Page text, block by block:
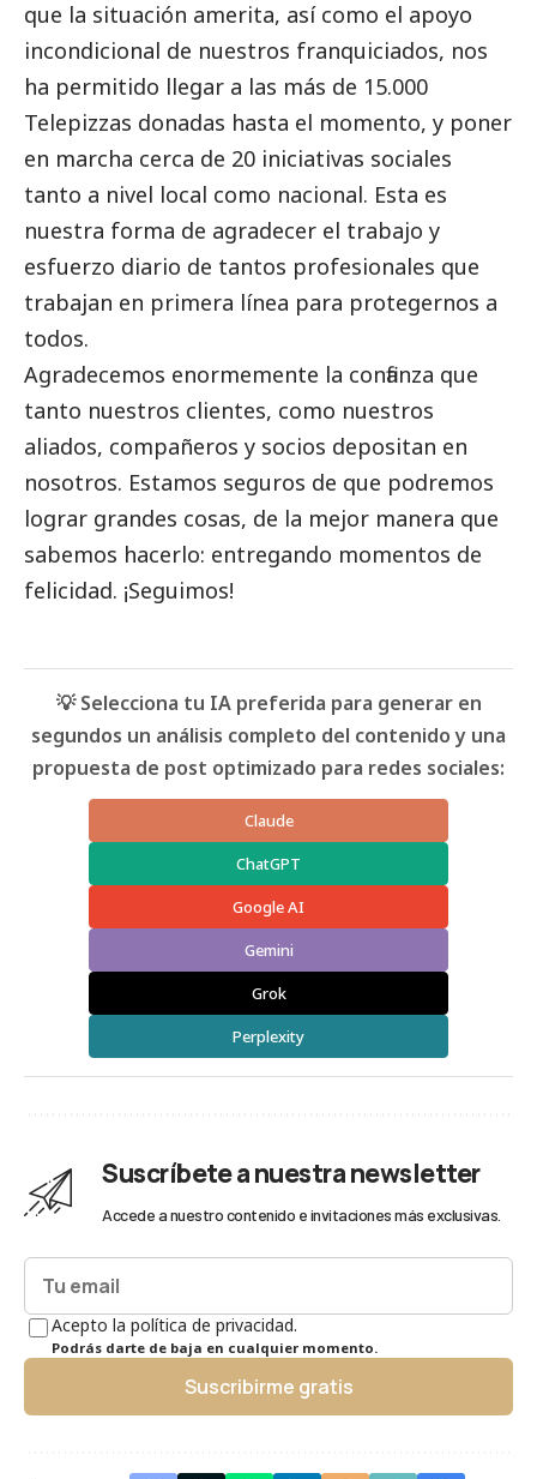
que la situación amerita, así como el apoyo
incondicional de nuestros franquiciados, nos
ha permitido llegar a las más de 15.000
Telepizzas donadas hasta el momento, y poner
en marcha cerca de 20 iniciativas sociales
tanto a nivel local como nacional. Esta es
nuestra forma de agradecer el trabajo y
esfuerzo diario de tantos profesionales que
trabajan en primera línea para protegernos a
todos.
Agradecemos enormemente la confianza que
tanto nuestros clientes, como nuestros
aliados, compañeros y socios depositan en
nosotros. Estamos seguros de que podremos
lograr grandes cosas, de la mejor manera que
sabemos hacerlo: entregando momentos de
felicidad. ¡Seguimos!
💡 Selecciona tu IA preferida para generar en
segundos un análisis completo del contenido y una
propuesta de post optimizado para redes sociales:
Claude
ChatGPT
Google AI
Gemini
Grok
Perplexity
Suscríbete a nuestra newsletter
Accede a nuestro contenido e invitaciones más exclusivas.
Acepto la política de privacidad.
Podrás darte de baja en cualquier momento.
Suscribirme gratis